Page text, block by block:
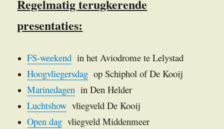
Regelmatig terugkerende
presentaties:
FS-weekend in het Aviodrome te Lelystad
Hoogvliegersdag op Schiphol of De Kooij
Marinedagen in Den Helder
Luchtshow vliegveld De Kooij
Open dag vliegveld Middenmeer